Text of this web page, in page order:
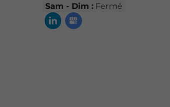
Sam - Dim :Fermé